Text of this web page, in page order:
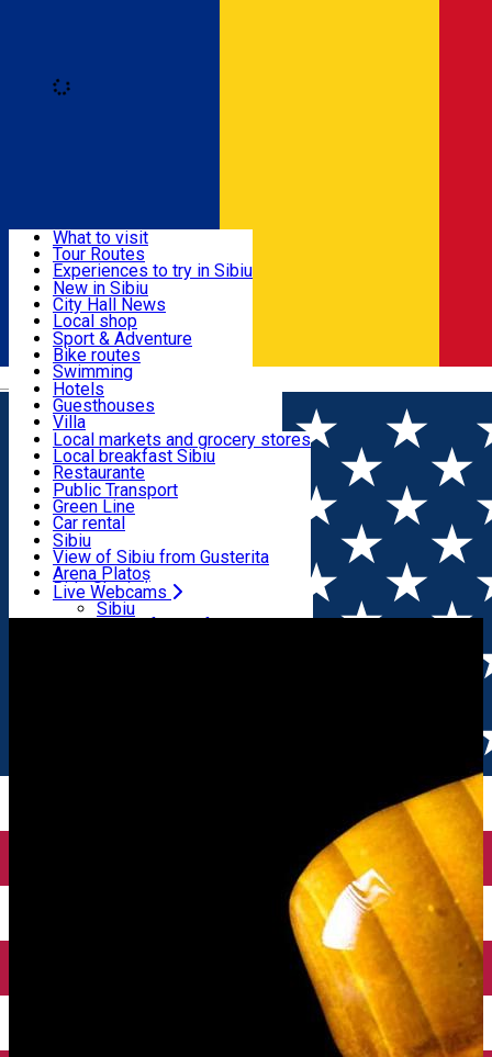
Română
Useful info
Activities & Adventure
Accommodation
Food, Drinks & Nightlife
Transport & Parking
Live Webcams
What to visit
Tour Routes
Experiences to try in Sibiu
Podcast
Culture
Museums
Churches
Parks, Zoo
County of Sibiu
New in Sibiu
City Hall News
Local shop
Sibiu artisans
Sibiul Verde
Public services
Education
How do I get to Sibiu
Tourist Info
Tour Guides
Guided tours
Publicații locale
Beauty salons
Sport & Adventure
Bike routes
Swimming
Riding
Indoor activities
Loc de joacă indoor
Loc de joacă outdoor
Ski
Ice skating
Yoga
Hotels
Guesthouses
Villa
Hostels
Motel
Camping
Renting rooms
Rooms for rent
Accommodation outside Sibiu
Local markets and grocery stores
Local breakfast Sibiu
Restaurante
Pizza
Fast Food
Coffee
Sweets
Pub, Bar
Night clubs
Bakeries
Public Transport
Green Line
Car rental
Rent a bike
Scooter rentals
Taxi
Ride Sharing
Parking tickets
Parking places
Sibiu
View of Sibiu from Gusterita
Arena Platoș
Live Webcams
Sibiu
View of Sibiu from Gusterita
Home Local brand Miere cu bucurie